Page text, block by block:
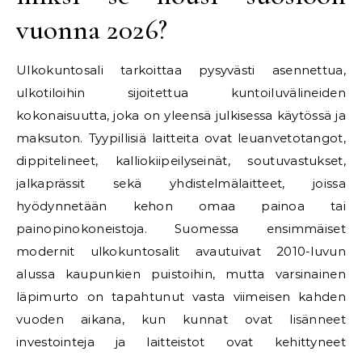
vuonna 2026?
Ulkokuntosali tarkoittaa pysyvästi asennettua,
ulkotiloihin sijoitettua kuntoiluvälineiden
kokonaisuutta, joka on yleensä julkisessa käytössä ja
maksuton. Tyypillisiä laitteita ovat leuanvetotangot,
dippitelineet, kalliokiipeilyseinät, soutuvastukset,
jalkaprässit sekä yhdistelmälaitteet, joissa
hyödynnetään kehon omaa painoa tai
painopinokoneistoja. Suomessa ensimmäiset
modernit ulkokuntosalit avautuivat 2010-luvun
alussa kaupunkien puistoihin, mutta varsinainen
läpimurto on tapahtunut vasta viimeisen kahden
vuoden aikana, kun kunnat ovat lisänneet
investointeja ja laitteistot ovat kehittyneet